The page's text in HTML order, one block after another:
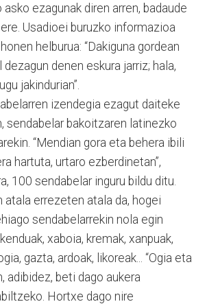
ezagunak diren arren, badaude
Usadioei buruzko informazioa
helburua: “Dakiguna gordean
dezagun denen eskura jarriz; hala,
jakindurian”.
izendegia ezagut daiteke
sendabelar bakoitzaren latinezko
“Mendian gora eta behera ibili
hartuta, urtaro ezberdinetan”,
100 sendabelar inguru bildu ditu.
atala errezeten atala da, hogei
sendabelarrekin nola egin
xaboia, kremak, xanpuak,
gazta, ardoak, likoreak... “Ogia eta
adibidez, beti dago aukera
Hortxe dago nire